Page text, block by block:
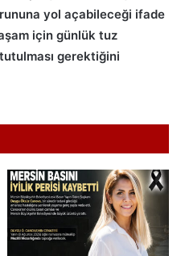
yol açabileceği ifade
için günlük tuz
gerektiğini